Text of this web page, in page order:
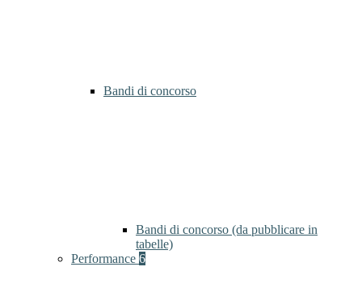
Bandi di concorso
Bandi di concorso (da pubblicare in
tabelle)
Performance 6